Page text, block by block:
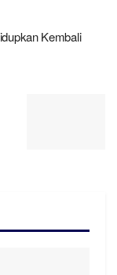
Kembali